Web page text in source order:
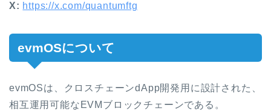
X: https://x.com/quantumftg
evmOSについて
evmOSは、クロスチェーンdApp開発用に設計された、
相互運用可能なEVMブロックチェーンである。